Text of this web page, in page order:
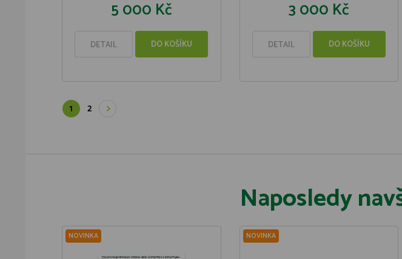
5 000 Kč
DETAIL DO KOŠÍKU
3 000 Kč
DETAIL DO KOŠÍKU
1 2
Naposledy
NOVINKA NOVINKA